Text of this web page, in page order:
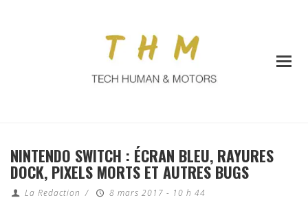
NINTENDO SWITCH : ÉCRAN BLEU, RAYURES
DOCK, PIXELS MORTS ET AUTRES BUGS
La Redaction / 8 mars 2017 - 10 h 44